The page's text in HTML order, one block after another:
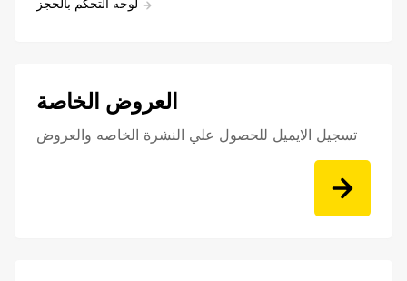
لوحه التحكم بالحجز
العروض الخاصة
تسجيل الايميل للحصول علي النشرة الخاصه والعروض